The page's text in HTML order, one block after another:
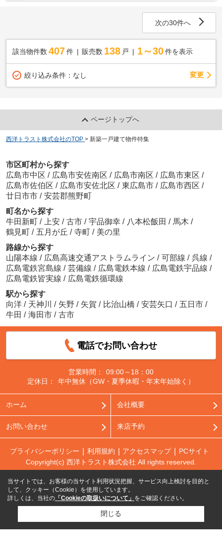
次の30件へ
該当物件数 407件 販売数 138 戸 1～30 件を表示
絞り込み条件： なし 変更
ページトップへ
西洋トラスト株式会社のTOP > 新築一戸建て物件特集
市区町村から探す
広島市中区 / 広島市安佐南区 / 広島市南区 / 広島市東区 /
広島市佐伯区 / 広島市安佐北区 / 東広島市 / 広島市西区 /
廿日市市 / 安芸郡熊野町
町名から探す
牛田新町 / 上安 / 古市 / 宇品御幸 / 八本松飯田 / 馬木 /
鶴見町 / 五月が丘 / 寺町 / 美の里
路線から探す
山陽本線 / 広島高速交通アストラムライン / 可部線 / 呉線 /
広島電鉄宮島線 / 芸備線 / 広島電鉄本線 / 広島電鉄宇品線 /
広島電鉄皆実線 / 広島電鉄循環線
駅から探す
向洋 / 天神川 / 矢野 / 矢賀 / 比治山橋 / 安芸矢口 / 五日市 /
牛田 / 海田市 / 古市
電話でお問い合わせ
営業時間：
09:00～18：00
定休日：
年中無休（GW・夏季休暇・年末年始除く）
ホーム 会社概要
お問い合わせ 来店予約
プライバシーポリシー 利用規約 アクセスマップ
PCサイト
Copyright(c) 西洋トラスト株式会社 All rights reserved.
当サイトでは、お客様の当サイト利用状況把握、サービス向上検討を目的と
して、クッキー（Cookie）を使用しています。
詳しくは、当社の 「Cookieの取扱いについて」 をご確認ください。
閉じる